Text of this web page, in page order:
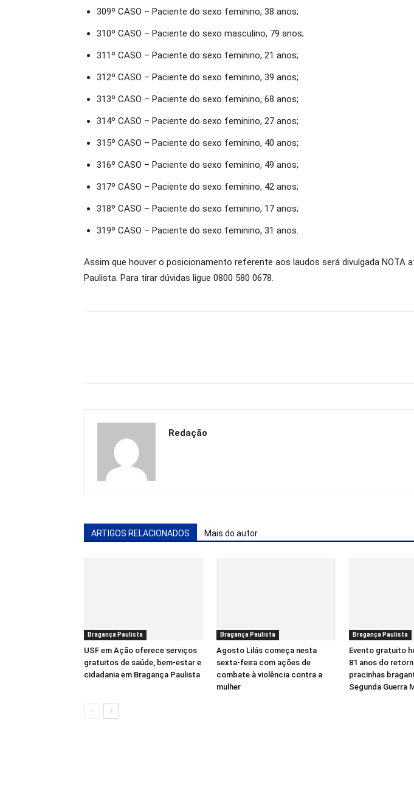
309º CASO – Paciente do sexo feminino, 38 anos;
310º CASO – Paciente do sexo masculino, 79 anos;
311º CASO – Paciente do sexo feminino, 21 anos;
312º CASO – Paciente do sexo feminino, 39 anos;
313º CASO – Paciente do sexo feminino, 68 anos;
314º CASO – Paciente do sexo feminino, 27 anos;
315º CASO – Paciente do sexo feminino, 40 anos;
316º CASO – Paciente do sexo feminino, 49 anos;
317º CASO – Paciente do sexo feminino, 42 anos;
318º CASO – Paciente do sexo feminino, 17 anos;
319º CASO – Paciente do sexo feminino, 31 anos.
Assim que houver o posicionamento referente aos laudos será divulgada
Paulista. Para tirar dúvidas ligue 0800 580 0678.
Redação
ARTIGOS RELACIONADOS Mais do autor
Bragança Paulista
USF em Ação oferece serviços
gratuitos de saúde, bem-estar e
cidadania em Bragança Paulista
Bragança Paulista
Agosto Lilás começa nesta
sexta-feira com ações de
combate à violência contra a
mulher
Bragança Paulista
Evento gratuito
81 anos do
pracinhas
Segunda Guerra